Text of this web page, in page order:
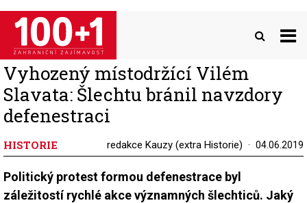
Přejít
hlavnímu
obsahu
Vyhozený místodržící Vilém
Slavata: Šlechtu bránil navzdory
defenestraci
HISTORIE redakce Kauzy (extra Historie) 04.06.2019
Politický protest formou defenestrace byl
záležitostí rychlé akce významných šlechticů. Jaký